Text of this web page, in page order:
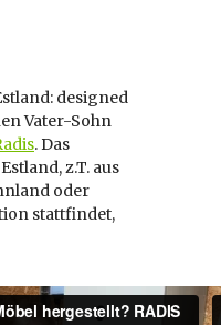
designed
Vater-Sohn
. Das
z.T. aus
oder
stattfindet,